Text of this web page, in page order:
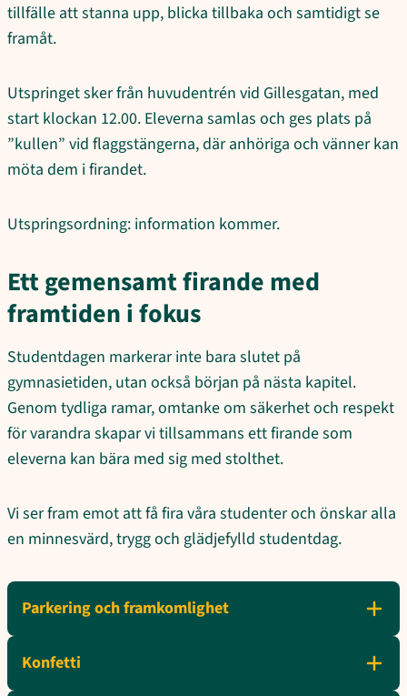
tillfälle att stanna upp, blicka tillbaka och samtidigt se
framåt.
Utspringet sker från huvudentrén vid Gillesgatan, med
start klockan 12.00. Eleverna samlas och ges plats på
”kullen” vid flaggstängerna, där anhöriga och vänner kan
möta dem i firandet.
Utspringsordning: information kommer.
Ett gemensamt firande med
framtiden i fokus
Studentdagen markerar inte bara slutet på
gymnasietiden, utan också början på nästa kapitel.
Genom tydliga ramar, omtanke om säkerhet och respekt
för varandra skapar vi tillsammans ett firande som
eleverna kan bära med sig med stolthet.
Vi ser fram emot att få fira våra studenter och önskar alla
en minnesvärd, trygg och glädjefylld studentdag.
Parkering och framkomlighet
Konfetti